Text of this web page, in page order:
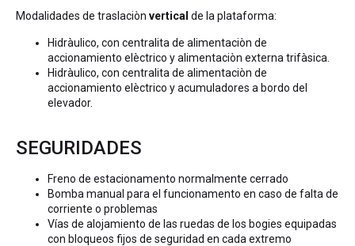
Modalidades de traslaciòn vertical de la plataforma:
Hidràulico, con centralita de alimentaciòn de
accionamiento elèctrico y alimentaciòn externa trifàsica.
Hidràulico, con centralita de alimentaciòn de
accionamiento elèctrico y acumuladores a bordo del
elevador.
SEGURIDADES
Freno de estacionamento normalmente cerrado
Bomba manual para el funcionamento en caso de falta de
corriente o problemas
Vías de alojamiento de las ruedas de los bogies equipadas
con bloqueos fijos de seguridad en cada extremo